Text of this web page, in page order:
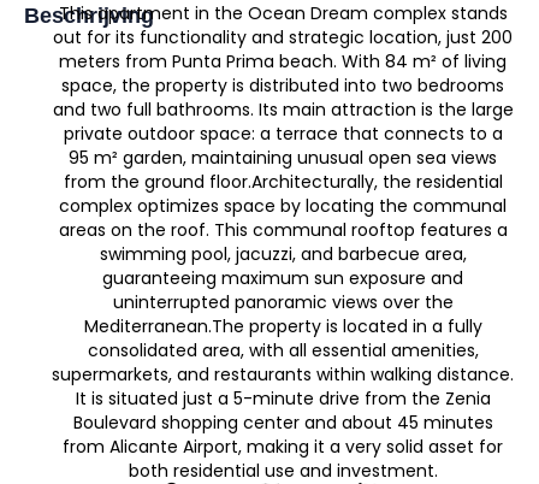
Beschrijving
This apartment in the Ocean Dream complex stands
out for its functionality and strategic location, just 200
meters from Punta Prima beach. With 84 m² of living
space, the property is distributed into two bedrooms
and two full bathrooms. Its main attraction is the large
private outdoor space: a terrace that connects to a
95 m² garden, maintaining unusual open sea views
from the ground floor.Architecturally, the residential
complex optimizes space by locating the communal
areas on the roof. This communal rooftop features a
swimming pool, jacuzzi, and barbecue area,
guaranteeing maximum sun exposure and
uninterrupted panoramic views over the
Mediterranean.The property is located in a fully
consolidated area, with all essential amenities,
supermarkets, and restaurants within walking distance.
It is situated just a 5-minute drive from the Zenia
Boulevard shopping center and about 45 minutes
from Alicante Airport, making it a very solid asset for
both residential use and investment.